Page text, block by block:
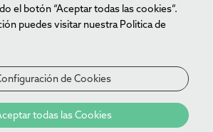
el botón “Aceptar todas las cookies”.
puedes visitar nuestra Politica de
de Cookies
todas las Cookies